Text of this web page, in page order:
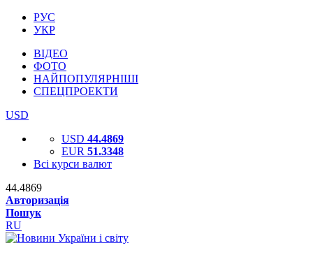
РУС
УКР
ВІДЕО
ФОТО
НАЙПОПУЛЯРНІШІ
СПЕЦПРОЕКТИ
USD
USD 44.4869
EUR 51.3348
Всі курси валют
44.4869
Авторизація
Пошук
RU